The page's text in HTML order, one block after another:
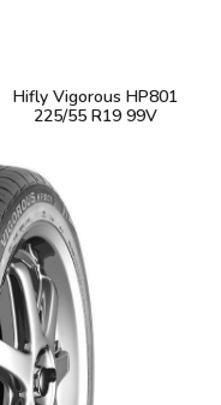
Hifly Vigorous HP801
225/55 R19 99V